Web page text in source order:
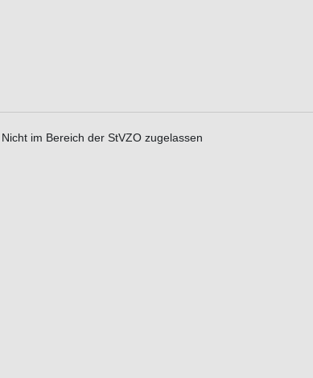
im Bereich der StVZO zugelassen